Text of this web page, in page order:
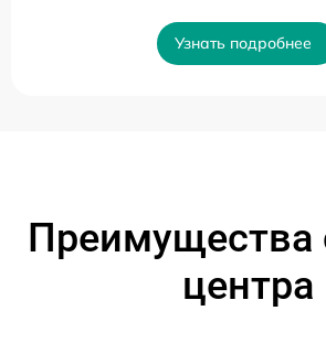
Узнать подробнее
Преимущества
центра